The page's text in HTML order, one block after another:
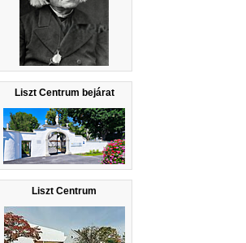
Liszt Centrum bejárat
Liszt Centrum